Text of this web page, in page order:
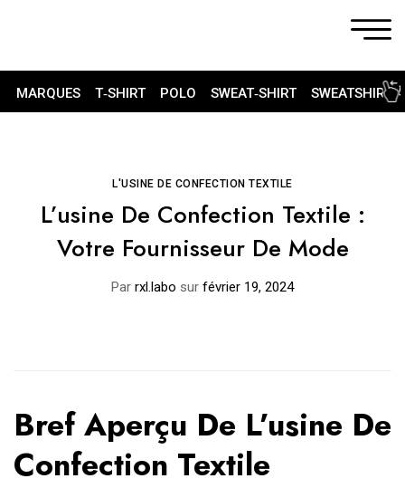
MARQUES T‑SHIRT POLO SWEAT‑SHIRT SWEATSHIRT
L'USINE DE CONFECTION TEXTILE
L’usine De Confection Textile :
Votre Fournisseur De Mode
Par rxl.labo sur février 19, 2024
Bref Aperçu De L’usine De
Confection Textile